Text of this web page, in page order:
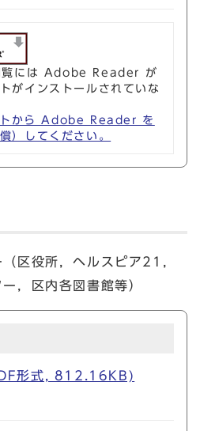
覧には Adobe Reader が
がインストールされていな
から Adobe Reader を
）してください。
（区役所，ヘルスピア21，
，区内各図書館等）
形式, 812.16KB)